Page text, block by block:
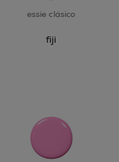
essie clásico
fiji